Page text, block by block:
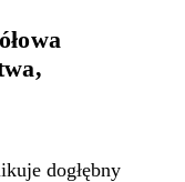
dogłębny